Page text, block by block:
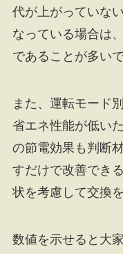
代が上がっていな
なっている場合は
であることが多いで
また、運転モード
省エネ性能が低い
の節電効果も判断
すだけで改善でき
状を考慮して交換
数値を示せると大